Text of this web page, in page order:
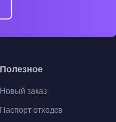
Полезное
Новый заказ
Паспорт отходов